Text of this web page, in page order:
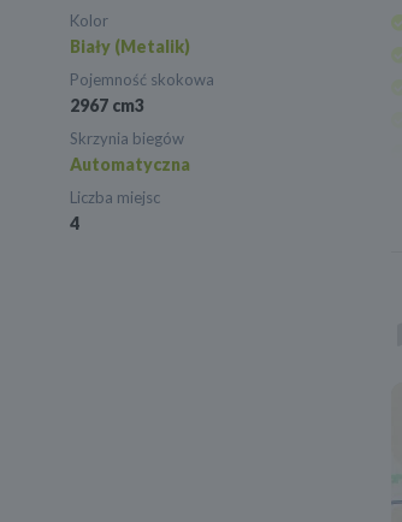
Kolor
Biały (Metalik)
Pojemność skokowa
2967 cm3
Skrzynia biegów
Automatyczna
Liczba miejsc
4